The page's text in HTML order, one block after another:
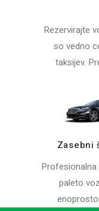
Rezervirajte
so vedno
taksijev.
Zasebni
paleto